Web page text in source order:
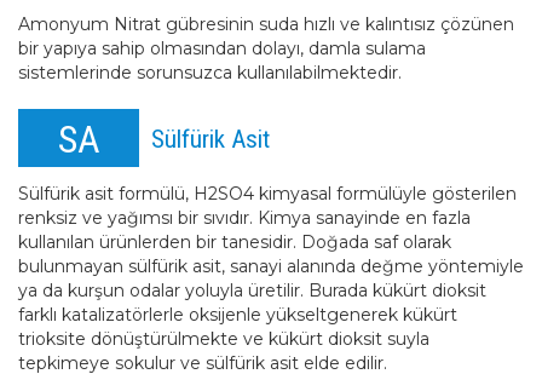
Amonyum Nitrat gübresinin suda hızlı ve kalıntısız çözünen
bir yapıya sahip olmasından dolayı, damla sulama
sistemlerinde sorunsuzca kullanılabilmektedir.
SA Sülfürik Asit
Sülfürik asit formülü, H2SO4 kimyasal formülüyle gösterilen
renksiz ve yağımsı bir sıvıdır. Kimya sanayinde en fazla
kullanılan ürünlerden bir tanesidir. Doğada saf olarak
bulunmayan sülfürik asit, sanayi alanında değme yöntemiyle
ya da kurşun odalar yoluyla üretilir. Burada kükürt dioksit
farklı katalizatörlerle oksijenle yükseltgenerek kükürt
trioksite dönüştürülmekte ve kükürt dioksit suyla
tepkimeye sokulur ve sülfürik asit elde edilir.